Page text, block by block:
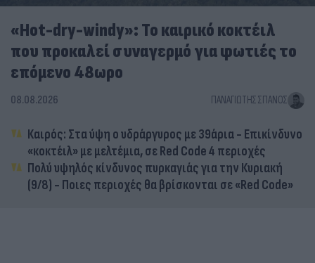
«Hot-dry-windy»: Το καιρικό κοκτέιλ
που προκαλεί συναγερμό για φωτιές το
επόμενο 48ωρο
08.08.2026 ΠΑΝΑΓΙΏΤΗΣ ΣΠΑΝΌΣ
Καιρός: Στα ύψη ο υδράργυρος με 39άρια - Επικίνδυνο
«κοκτέιλ» με μελτέμια, σε Red Code 4 περιοχές
Πολύ υψηλός κίνδυνος πυρκαγιάς για την Κυριακή
(9/8) - Ποιες περιοχές θα βρίσκονται σε «Red Code»